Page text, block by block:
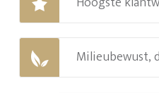
Milieubewust,